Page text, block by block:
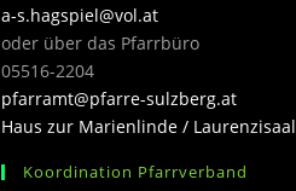
a-s.hagspiel@vol.at
oder über das Pfarrbüro
05516-2204
pfarramt@pfarre-sulzberg.at
Haus zur Marienlinde / Laurenzisaal
Koordination Pfarrverband